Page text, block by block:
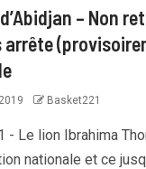
– Non
Basket221
- Le lion Ibrahima
nationale et ce